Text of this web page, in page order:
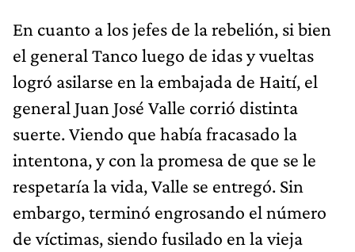
En cuanto a los jefes de la rebelión, si bien
el general Tanco luego de idas y vueltas
logró asilarse en la embajada de Haití, el
general Juan José Valle corrió distinta
suerte. Viendo que había fracasado la
intentona, y con la promesa de que se le
respetaría la vida, Valle se entregó. Sin
embargo, terminó engrosando el número
de víctimas, siendo fusilado en la vieja